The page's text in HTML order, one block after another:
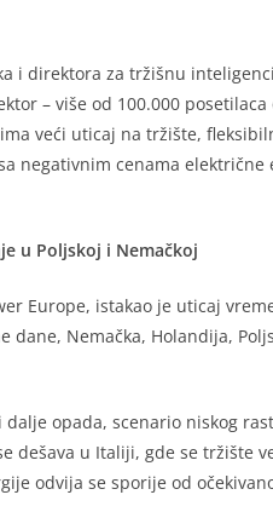
i direktora za tržišnu
– više od 100.000
veći uticaj na tržište,
negativnim cenama
u Poljskoj i Nemačkoj
Europe, istakao je uticaj
dane, Nemačka, Holandija,
opada, scenario niskog
dešava u Italiji, gde se tržište
odvija se sporije od